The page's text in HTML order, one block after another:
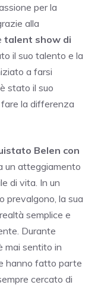
per la
alla
talent show di
il suo talento e la
a farsi
stato il suo
la differenza
Belen con
un atteggiamento
di vita. In un
prevalgono, la sua
semplice e
Durante
mai sentito in
hanno fatto parte
cercato di